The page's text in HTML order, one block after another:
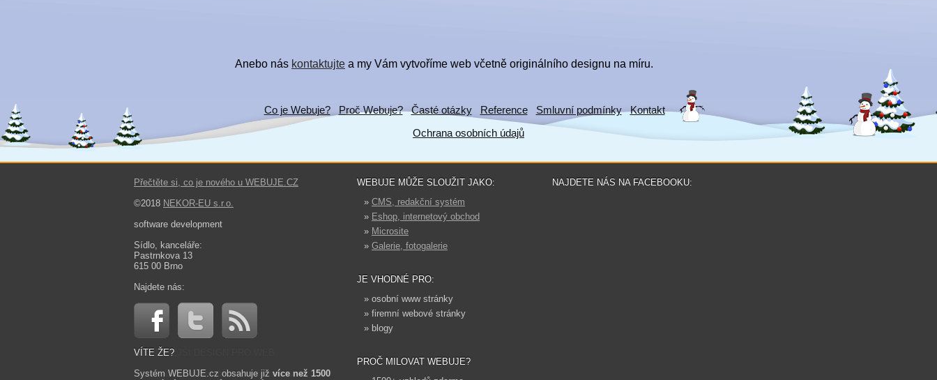
Anebo nás kontaktujte a my Vám vytvoříme web včetně originálního designu na míru.
Co je Webuje? Proč Webuje? Časté otázky Reference Smluvní podmínky
Kontakt
Ochrana osobních údajů
Přečtěte si, co je nového u WEBUJE.CZ
©2018 NEKOR-EU s.r.o.
software development
Sídlo, kanceláře:
Pastrnkova 13
615 00 Brno
Najdete nás:
VÍTE ŽE?
Systém WEBUJE.cz obsahuje již více než 1500
WEBUJE MŮŽE SLOUŽIT JAKO:
» CMS, redakční systém
» Eshop, internetový obchod
» Microsite
» Galerie, fotogalerie
JE VHODNÉ PRO:
» osobní www stránky
» firemní webové stránky
» blogy
PROČ MILOVAT WEBUJE?
NAJDETE NÁS NA FACEBOOKU: